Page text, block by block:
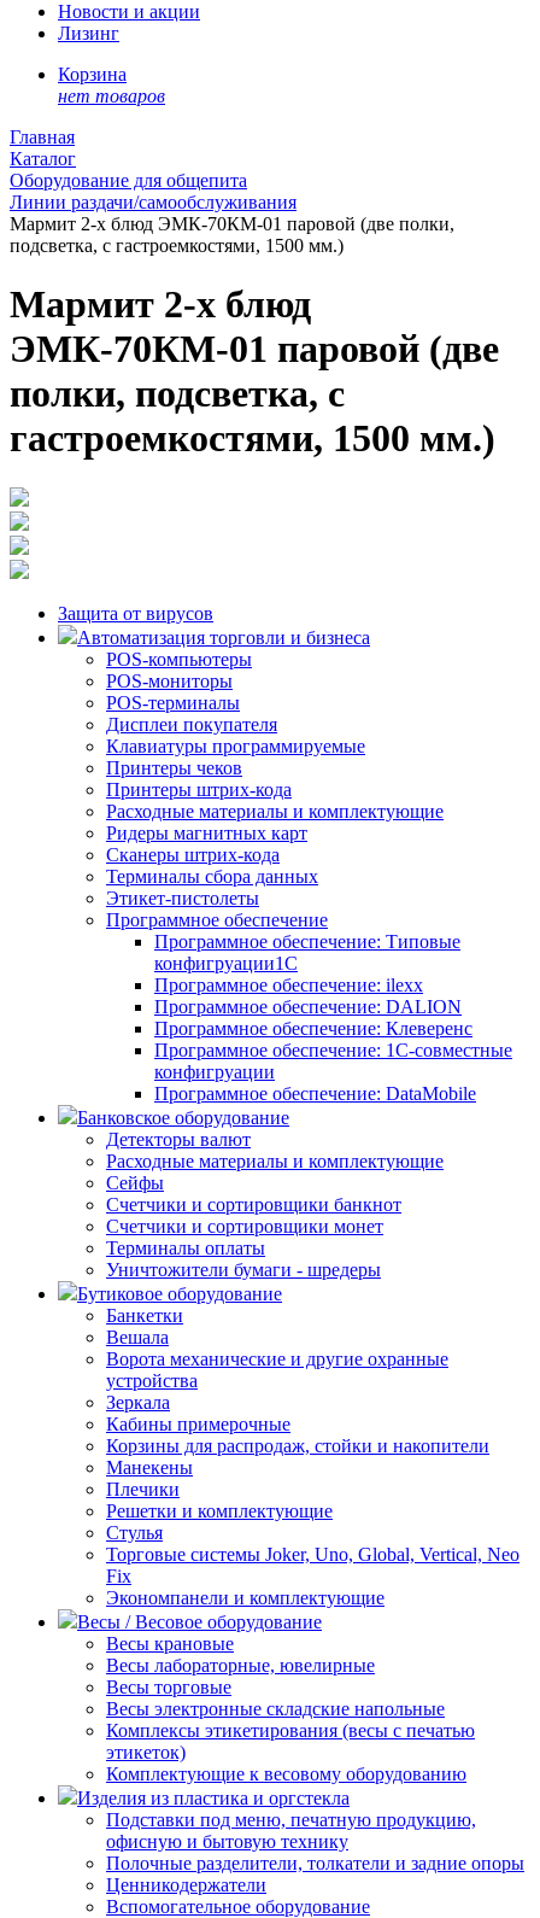
Новости и акции
Лизинг
Корзина
нет товаров
Главная
Каталог
Оборудование для общепита
Линии раздачи/самообслуживания
Мармит 2-х блюд ЭМК-70КМ-01 паровой (две полки,
подсветка, с гастроемкостями, 1500 мм.)
Мармит 2-х блюд
ЭМК-70КМ-01 паровой (две
полки, подсветка, с
гастроемкостями, 1500 мм.)
Защита от вирусов
Автоматизация торговли и бизнеса
POS-компьютеры
POS-мониторы
POS-терминалы
Дисплеи покупателя
Клавиатуры программируемые
Принтеры чеков
Принтеры штрих-кода
Расходные материалы и комплектующие
Ридеры магнитных карт
Сканеры штрих-кода
Терминалы сбора данных
Этикет-пистолеты
Программное обеспечение
Программное обеспечение: Типовые
конфигруации1С
Программное обеспечение: ilexx
Программное обеспечение: DALION
Программное обеспечение: Клеверенс
Программное обеспечение: 1С-совместные
конфигруации
Программное обеспечение: DataMobile
Банковское оборудование
Детекторы валют
Расходные материалы и комплектующие
Сейфы
Счетчики и сортировщики банкнот
Счетчики и сортировщики монет
Терминалы оплаты
Уничтожители бумаги - шредеры
Бутиковое оборудование
Банкетки
Вешала
Ворота механические и другие охранные
устройства
Зеркала
Кабины примерочные
Корзины для распродаж, стойки и накопители
Манекены
Плечики
Решетки и комплектующие
Стулья
Торговые системы Joker, Uno, Global, Vertical, Neo
Fix
Экономпанели и комплектующие
Весы / Весовое оборудование
Весы крановые
Весы лабораторные, ювелирные
Весы торговые
Весы электронные складские напольные
Комплексы этикетирования (весы с печатью
этикеток)
Комплектующие к весовому оборудованию
Изделия из пластика и оргстекла
Подставки под меню, печатную продукцию,
офисную и бытовую технику
Полочные разделители, толкатели и задние опоры
Ценникодержатели
Вспомогательное оборудование